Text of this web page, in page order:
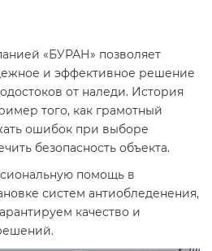
«БУРАН» позволяет
и эффективное решение
от наледи. История
того, как грамотный
ошибок при выборе
безопасность объекта.
помощь в
систем антиобледенения,
качество и